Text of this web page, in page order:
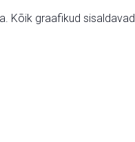
Kõik graafikud